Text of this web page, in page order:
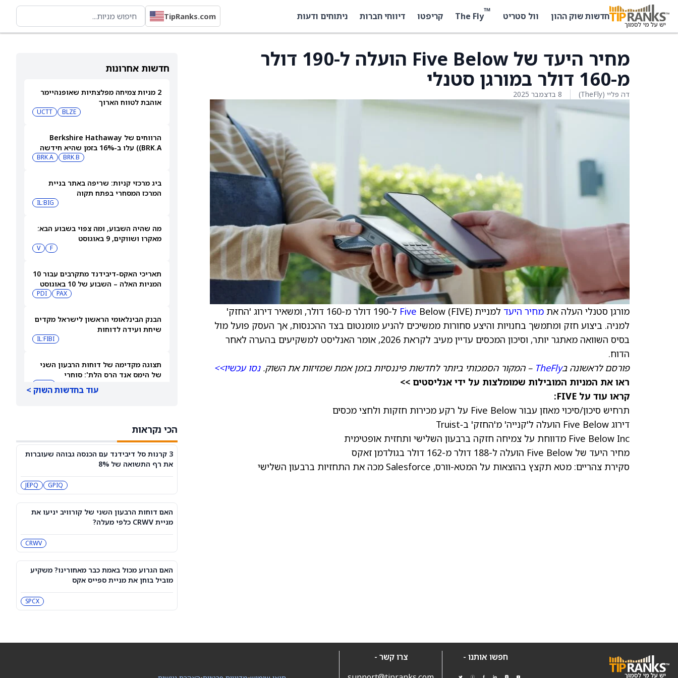
חדשות שוק ההון וול סטריט ™
The Fly קריפטו דיווחי חברות ניתוחים ודעות TipRanks.com
חדשות אחרונות
2 מניות צמיחה מפלצתיות שאופנהיימר
אוהבת לטווח הארוך
BLZE
UCTT
הרווחים של Berkshire Hathaway
(BRK.A) עלו ב-16% בזמן שהיא חידשה
רכישות עצמיות בהיקף של 4.5 מיליארדBRK.B
BRK.A
ביג מרכזי קניות: שריפה באתר בניית
המרכז המסחרי בפתח תקוה
IL:BIG
מה שהיה השבוע, ומה צפוי בשבוע הבא:
מאקרו ושווקים, 9 באוגוסט
F
V
תאריכי האקס-דיבידנד מתקרבים עבור 10
המניות האלה – השבוע של 10 באוגוסט
PAX
PDI
הבנק הבינלאומי הראשון לישראל מקדים
שיחת ועידה לדוחות
IL:FIBI
תצוגה מקדימה של דוחות הרבעון השני
של הימס אנד הרס הלת': סוחרי
האופציות נערכים לתנועה של 14.5%
באוגוסט
3 קרנות סל דיבידנד עם הכנסה גבוהה
שעוברות את רף התשואה של 8%
GPIQ
JEPQ
האם דוחות הרבעון השני של קורוויב
יניעו את מניית CRWV כלפי מעלה?
האם הגרוע מכול באמת כבר מאחורינו?
מיקרון או SK hynix: מניית שבבי AI אחת
MU
SKHY
עוד בחדשות השוק >
הכי נקראות
3 קרנות סל דיבידנד עם הכנסה גבוהה שעוברות
את רף התשואה של 8%
GPIQ
JEPQ
האם דוחות הרבעון השני של קורוויב יניעו את
מניית CRWV כלפי מעלה?
CRWV
האם הגרוע מכול באמת כבר מאחורינו? משקיע
מוביל בוחן את מניית ספייס אקס
SPCX
מחיר היעד של Five Below הועלה ל-190 דולר
מ-160 דולר במורגן סטנלי
דה פליי (TheFly) 8 בדצמבר 2025
מורגן סטנלי העלה את מחיר היעד למניית Five
Below (FIVE) ל-190 דולר מ-160 דולר, ומשאיר דירוג 'החזק'
למניה. ביצוע חזק ומתמשך בחנויות והיצע סחורות ממשיכים להניע מומנטום בצד ההכנסות, אך העסק פועל מול
בסיס השוואה מאתגר יותר, וסיכון המכסים עדיין מעיב לקראת 2026, אומר האנליסט למשקיעים בהערה לאחר
הדוח.
פורסם לראשונה בTheFly – המקור הסמכותי ביותר לחדשות פיננסיות בזמן אמת שמזיזות את השוק.נסו עכשיו>>
ראו את המניות המובילות שמומלצות על ידי אנליסטים >>
קראו עוד על FIVE:
תרחיש סיכון/סיכוי מאוזן עבור Five Below על רקע מכירות חזקות ולחצי מכסים
דירוג Five Below הועלה ל'קנייה' מ'החזק' ב‑Truist
Five Below Inc מדווחת על צמיחה חזקה ברבעון השלישי ותחזית אופטימית
מחיר היעד של Five Below הועלה ל-188 דולר מ-162 דולר בגולדמן זאקס
סקירת צהריים: מטא תקצץ בהוצאות על המטא-וורס, Salesforce מכה את התחזיות ברבעון השלישי
חפשו אותנו -
צרו קשר -